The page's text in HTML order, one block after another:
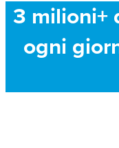
3 milioni+
ogni